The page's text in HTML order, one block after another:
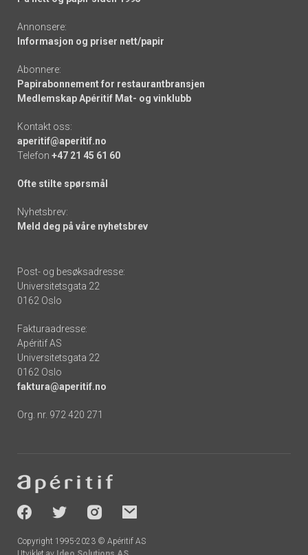
Annonsere:
Informasjon og priser nett/papir
Abonnere:
Papirabonnement for restaurantbransjen
Medlemskap Apéritif Mat- og vinklubb
Kontakt oss:
aperitif@aperitif.no
Telefon +47 21 45 61 60
Ofte stilte spørsmål
Nyhetsbrev:
Meld deg på våre nyhetsbrev
Post- og besøksadresse:
Universitetsgata 22
0162 Oslo
Fakturaadresse:
Apéritif AS
Universitetsgata 22
0162 Oslo
faktura@aperitif.no
Org. nr. 972 420 271
-
socials
Copyright 1995-2023 © Apéritif AS